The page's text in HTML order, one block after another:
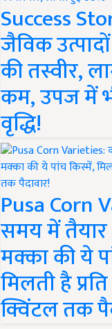
Success
जैविक
की तस्वीर,
कम, उपज में
वृद्धि!
Pusa Corn
समय में तैयार
मक्का की ये
मिलती है
क्विंटल तक